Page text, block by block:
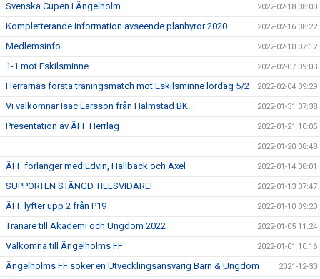
Svenska Cupen i Ängelholm 2022-02-18 08:00
Kompletterande information avseende planhyror 2020 2022-02-16 08:22
Medlemsinfo 2022-02-10 07:12
1-1 mot Eskilsminne 2022-02-07 09:03
Herrarnas första träningsmatch mot Eskilsminne lördag 5/2 2022-02-04 09:29
Vi välkomnar Isac Larsson från Halmstad BK. 2022-01-31 07:38
Presentation av ÄFF Herrlag 2022-01-21 10:05
2022-01-20 08:48
ÄFF förlänger med Edvin, Hallbäck och Axel 2022-01-14 08:01
SUPPORTEN STÄNGD TILLSVIDARE! 2022-01-13 07:47
ÄFF lyfter upp 2 från P19 2022-01-10 09:20
Tränare till Akademi och Ungdom 2022 2022-01-05 11:24
Välkomna till Ängelholms FF 2022-01-01 10:16
Ängelholms FF söker en Utvecklingsansvarig Barn & Ungdom 2021-12-30